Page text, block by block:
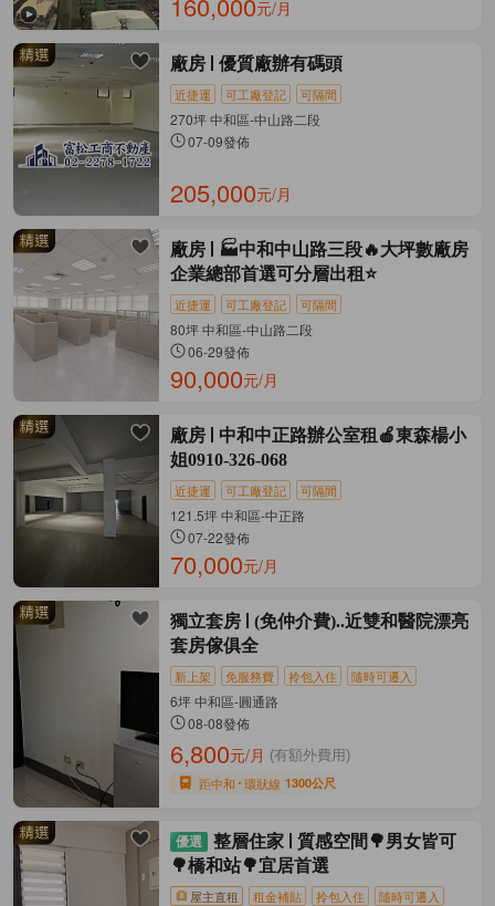
元/月
廠房 優質廠辦有碼頭
近捷運 可工廠登記 可隔間
270坪 中和區-中山路二段
07-09發佈
205,000元/月
廠房
🏭中和中山路三段🔥大坪數廠房
企業總部首選可分層出租⭐️
近捷運 可工廠登記 可隔間
80坪 中和區-中山路二段
06-29發佈
90,000元/月
廠房
中和中正路辦公室租🍎東森楊小
姐0910-326-068
近捷運 可工廠登記 可隔間
121.5坪 中和區-中正路
07-22發佈
70,000元/月
獨立套房
(免仲介費)..近雙和醫院漂亮
套房傢俱全
新上架 免服務費 拎包入住 隨時可遷入
6坪 中和區-圓通路
08-08發佈
6,800元/月 (有額外費用)
距中和 環狀線 1300公尺
整層住家
質感空間🌳男女皆可
🌳橋和站🌳宜居首選
屋主直租 租金補貼 拎包入住 隨時可遷入